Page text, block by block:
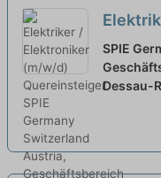
SPIE
Dessau-